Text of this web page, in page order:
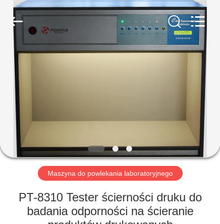
DOM
PRODUKTY
FILMY
POKAZ
VR
NAS
International
Instruments
Reserved.
Maszyna do powlekania laboratoryjnego
PT-8310 Tester ścierności druku do
badania odporności na ścieranie